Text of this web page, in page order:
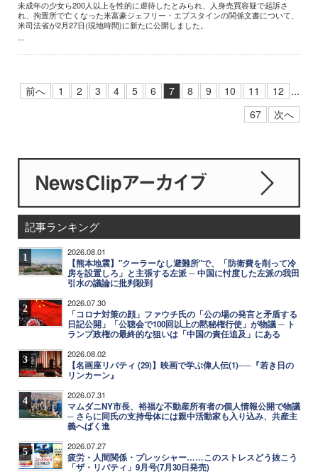
未成年の少女ら200人以上を性的に虐待したとみられ、人身売買容疑で起訴さ
れ、拘置所で亡くなった米富豪ジェフリー・エプスタインの関係文書について、
米司法省が2月27日(現地時間)に新たに公開しました。
...
前へ 1 2 3 4 5 6 7 8 9 10 11 12 ...
67
次へ
記事ランキング
1 2026.08.01
【熊本地震】"クーラーなし避難所"で、「防衛費を削って冷
房を設置しろ」と主張する左派 ─ 中国に忖度した左派の我田
引水の議論に批判殺到
2 2026.07.30
「コロナ対策の顔」ファウチ氏の「公の場の発言と矛盾する
日記公開」「公聴会で100回以上の黙秘権行使」が物議 ─ ト
ランプ政権の最終的な狙いは「中国の責任追及」にある
3 2026.08.02
【名画座リバティ (29)】映画で学ぶ偉人伝(1)──『若き日の
リンカーン』
4 2026.07.31
マムダニNY市長、裕福な不動産所有者の個人情報公開で物議
─ さらに同氏の支持母体には親中活動家も入り込み、共産主
義へばく進
5 2026.07.27
疲労・人間関係・プレッシャー……このストレスどう抜こう
「ザ・リバティ」9月号(7月30日発売)